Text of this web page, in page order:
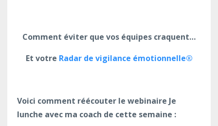
Comment éviter que vos équipes craquent…
Et votre Radar de vigilance émotionnelle®
Voici comment réécouter le webinaire Je
lunche avec ma coach de cette semaine :